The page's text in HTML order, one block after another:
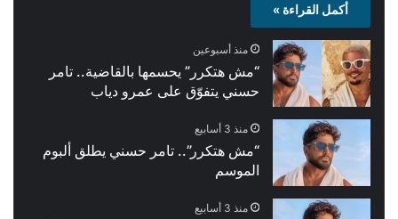
أكمل القراءة »
منذ أسبوعين
“مش هتكرر” يحسمها بالقاضية.. تامر
حسني يتفوّق على عمرو دياب
منذ 3 أسابيع
“مش هتكرر”.. تامر حسني يطلق ألبوم
الموسم
منذ 3 أسابيع